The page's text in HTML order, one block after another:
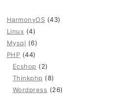
HarmonyOS (43)
Linux (4)
Mysql (6)
PHP (44)
Ecshop (2)
Thinkphp (8)
Wordpress (26)